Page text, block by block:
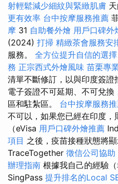
射輕鬆減少細紋與緊緻肌膚
更有效率 台中按摩服務推薦
摩 31 自助餐外燴 用戶口碑外
(2024) 打掃 精緻茶會服務安
服務。 全方位提升自信的選
務 正宗西式外燴風味 苗栗專
清單不斷修訂，以與印度簽證
電子簽證不可延期、不可兌
區和駐紮區。 台中按摩服務
不可以，如果您已經在印度
（eVisa 用戶口碑外燴推薦
項目 之後，疫苗接種狀態將
TraceTogether 徵信公司協助
辦理指南 根據我自己的經驗（
SingPass 提升排名的Local